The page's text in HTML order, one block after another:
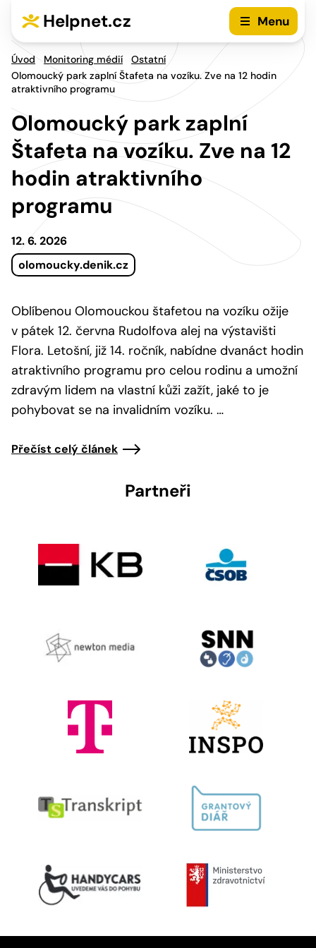
Helpnet.cz Menu
Úvod Monitoring médií
Ostatní
Olomoucký park zaplní Štafeta na vozíku. Zve na 12 hodin
atraktivního programu
Olomoucký park zaplní
Štafeta na vozíku. Zve na 12
hodin atraktivního
programu
12. 6. 2026
olomoucky.denik.cz
Oblíbenou Olomouckou štafetou na vozíku ožije
v pátek 12. června Rudolfova alej na výstavišti
Flora. Letošní, již 14. ročník, nabídne dvanáct hodin
atraktivního programu pro celou rodinu a umožní
zdravým lidem na vlastní kůži zažít, jaké to je
pohybovat se na invalidním vozíku. …
Přečíst celý článek
Partneři